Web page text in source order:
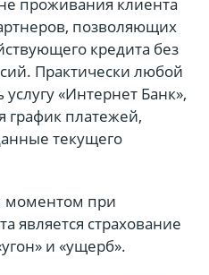
проживания клиента
позволяющих
кредита без
Практически любой
«Интернет Банк»,
график платежей,
текущего
моментом при
является страхование
и «ущерб».